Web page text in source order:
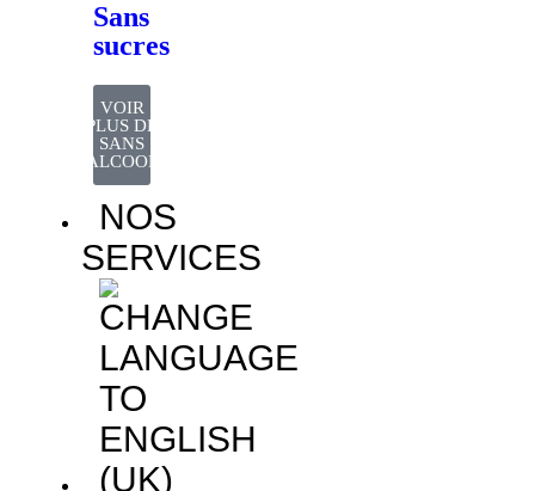
Sans
sucres
VOIR
PLUS DE
SANS
ALCOOL
NOS
SERVICES